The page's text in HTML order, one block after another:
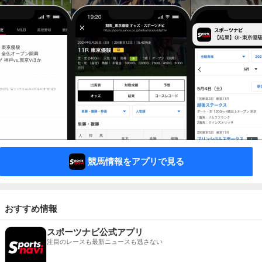
競馬情報をアプリで見る
おすすめ情報
スポーツナビ公式アプリ
注目のレースも最新ニュースも逃さない